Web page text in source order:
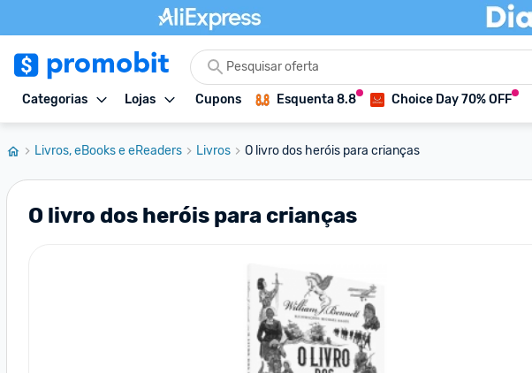
Categorias Lojas Cupons Esquenta 8.8 Choice Day 70% OFF
Livros, eBooks e eReaders Livros O livro dos heróis para crianças
O livro dos heróis para crianças